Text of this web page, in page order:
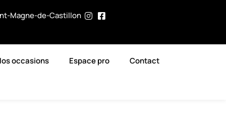
Magne-de-Castillon
occasions Espace pro Contact